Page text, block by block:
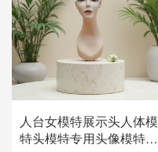
人台女模特展示头人体模
特头模特专用头像模特头